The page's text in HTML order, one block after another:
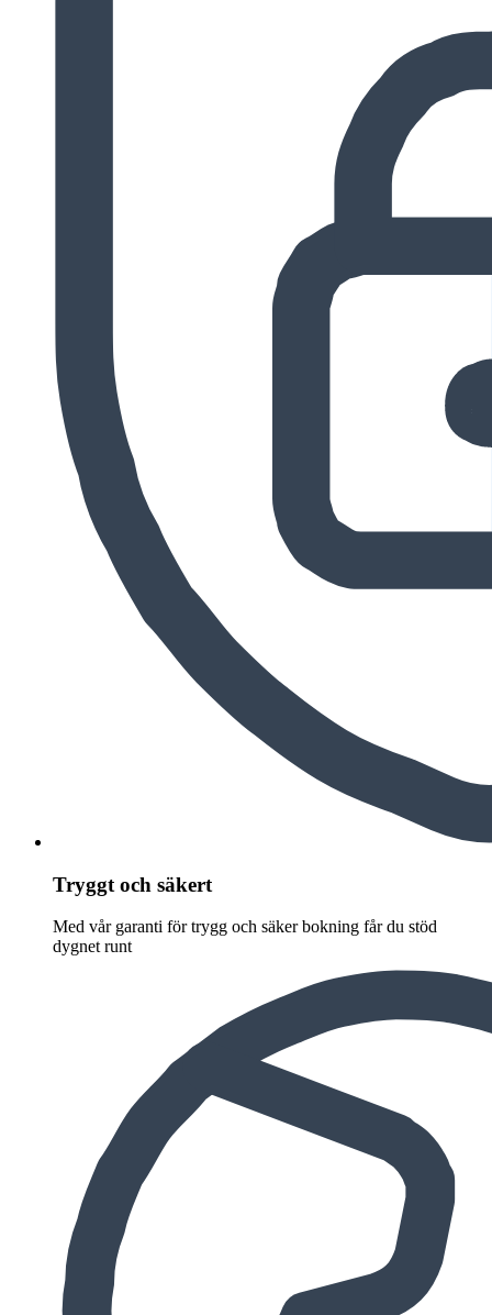
Tryggt och säkert
Med vår garanti för trygg och säker bokning får du stöd
dygnet runt